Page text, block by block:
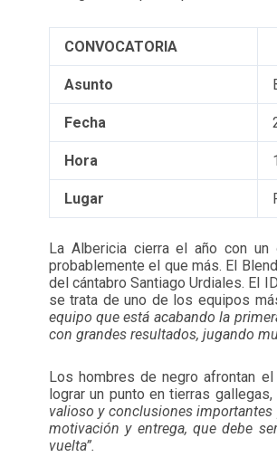
CONVOCATORIA
Asunto
Fecha
Hora
Lugar
La Albericia cierra el año con
probablemente el que más. El
del cántabro Santiago Urdiales. El
se trata de uno de los equipos
equipo que está acabando la
con grandes resultados, jugando
Los hombres de negro afrontan
lograr un punto en tierras gallegas,
valioso y conclusiones
motivación y entrega, que debe
vuelta”.